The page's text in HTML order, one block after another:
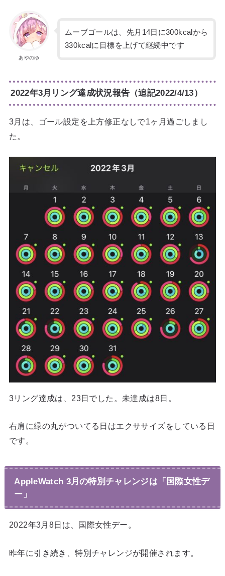
あやのゆ
ムーブゴールは、先月14日に300kcalから
330kcalに目標を上げて継続中です
2022年3月リング達成状況報告（追記2022/4/13）
3月は、ゴール設定を上方修正なしで1ヶ月過ごしまし
た。
3リング達成は、23日でした。未達成は8日。
右肩に緑の丸がついてる日はエクササイズをしている日
です。
AppleWatch 3月の特別チャレンジは「国際女性デ
ー」
2022年3月8日は、国際女性デー。
昨年に引き続き、特別チャレンジが開催されます。